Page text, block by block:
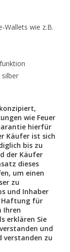
Wallets wie z.B.
wie Feuer
hierfür
Käufer ist sich
bis zu
der Käufer
dieses
um einen
zu
und Inhaber
Haftung für
Ihren
erklären Sie
und
verstanden zu